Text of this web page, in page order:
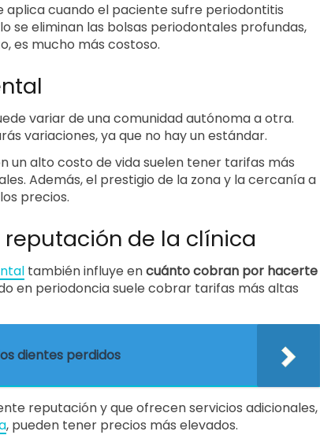
aplica cuando el paciente sufre periodontitis
se eliminan las bolsas periodontales profundas,
es mucho más costoso.
variar de una comunidad autónoma a otra.
variaciones, ya que no hay un estándar.
un alto costo de vida suelen tener tarifas más
Además, el prestigio de la zona y la cercanía a
precios.
de la clínica
también influye encuánto cobran por hacerte
en periodoncia suele cobrar tarifas más altas
dientes perdidos
reputación y que ofrecen servicios adicionales,
, pueden tener precios más elevados.